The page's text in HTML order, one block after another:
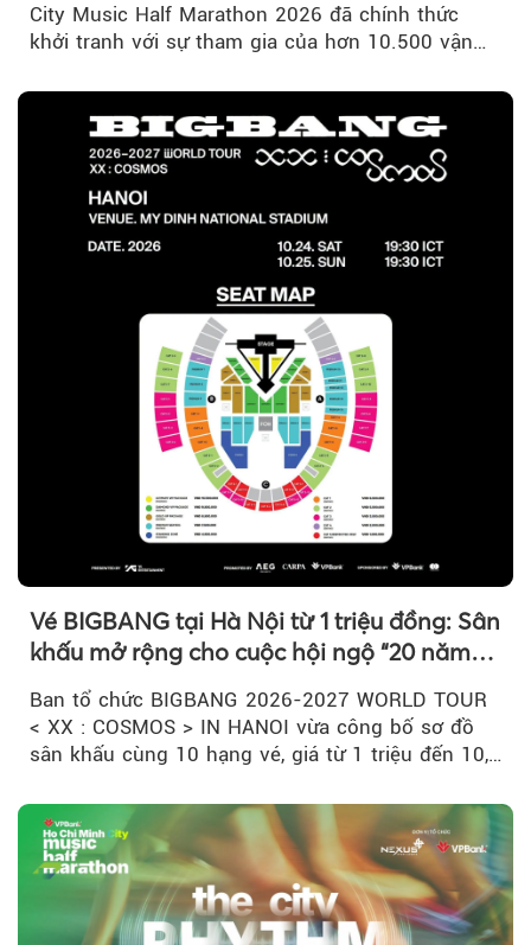
City Music Half Marathon 2026 đã chính thức
khởi tranh với sự tham gia của hơn 10.500 vận
Vé BIGBANG tại Hà Nội từ 1 triệu đồng: Sân
khấu mở rộng cho cuộc hội ngộ “20 năm
có một”
Ban tổ chức BIGBANG 2026-2027 WORLD TOUR
< XX : COSMOS > IN HANOI vừa công bố sơ đồ
sân khấu cùng 10 hạng vé, giá từ 1 triệu đến 10,5